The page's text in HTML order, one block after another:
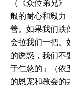
（《众位弟兄
般的耐心和毅力
善。如果我们跌
会拉我们一把。
的诱惑，我们不
于仁慈的」（依
的恩宠和教会的